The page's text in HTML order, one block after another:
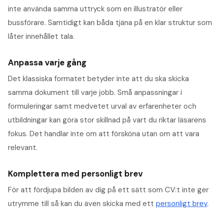
inte använda samma uttryck som en illustratör eller
bussförare. Samtidigt kan båda tjäna på en klar struktur som
låter innehållet tala.
Anpassa varje gång
Det klassiska formatet betyder inte att du ska skicka
samma dokument till varje jobb. Små anpassningar i
formuleringar samt medvetet urval av erfarenheter och
utbildningar kan göra stor skillnad på vart du riktar läsarens
fokus. Det handlar inte om att försköna utan om att vara
relevant.
Komplettera med personligt brev
För att fördjupa bilden av dig på ett sätt som CV:t inte ger
utrymme till så kan du även skicka med ett personligt brev.